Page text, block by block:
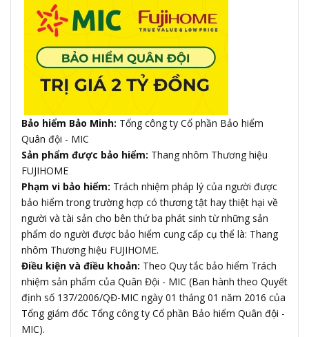
Bảo hiểm Bảo Minh: Tổng công ty Cổ phần Bảo hiểm
Quân đội - MIC
Sản phẩm được bảo hiểm: Thang nhôm Thương hiệu
FUJIHOME
Phạm vi bảo hiểm: Trách nhiệm pháp lý của người được
bảo hiểm trong trường hợp có thương tật hay thiệt hại về
người và tài sản cho bên thứ ba phát sinh từ những sản
phẩm do người được bảo hiểm cung cấp cụ thể là: Thang
nhôm Thương hiệu FUJIHOME.
Điều kiện và điều khoản: Theo Quy tắc bảo hiểm Trách
nhiệm sản phẩm của Quân Đội - MIC (Ban hành theo Quyết
định số 137/2006/QĐ-MIC ngày 01 tháng 01 năm 2016 của
Tổng giám đốc Tổng công ty Cổ phần Bảo hiểm Quân đội -
MIC).